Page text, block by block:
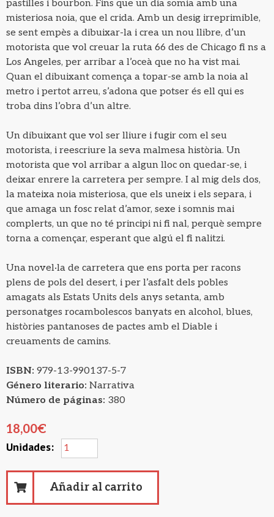
pastilles i bourbon. Fins que un dia somia amb una
misteriosa noia, que el crida. Amb un desig irreprimible,
se sent empès a dibuixar-la i crea un nou llibre, d’un
motorista que vol creuar la ruta 66 des de Chicago fi ns a
Los Angeles, per arribar a l’oceà que no ha vist mai.
Quan el dibuixant comença a topar-se amb la noia al
metro i pertot arreu, s’adona que potser és ell qui es
troba dins l’obra d’un altre.
Un dibuixant que vol ser lliure i fugir com el seu
motorista, i reescriure la seva malmesa història. Un
motorista que vol arribar a algun lloc on quedar-se, i
deixar enrere la carretera per sempre. I al mig dels dos,
la mateixa noia misteriosa, que els uneix i els separa, i
que amaga un fosc relat d’amor, sexe i somnis mai
complerts, un que no té principi ni fi nal, perquè sempre
torna a començar, esperant que algú el fi nalitzi.
Una novel·la de carretera que ens porta per racons
plens de pols del desert, i per l’asfalt dels pobles
amagats als Estats Units dels anys setanta, amb
personatges rocambolescos banyats en alcohol, blues,
històries pantanoses de pactes amb el Diable i
creuaments de camins.
ISBN: 979-13-990137-5-7
Género literario: Narrativa
Número de páginas: 380
18,00€
Añadir al carrito